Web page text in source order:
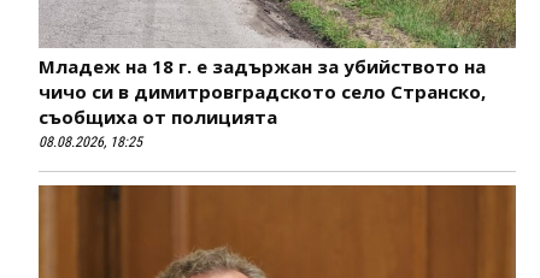
Младеж на 18 г. е задържан за убийството на
чичо си в димитровградското село Странско,
съобщиха от полицията
08.08.2026, 18:25